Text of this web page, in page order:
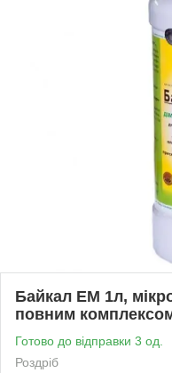
Байкал ЕМ 1л,
повним
Готово до відправки 3 од.
Роздріб